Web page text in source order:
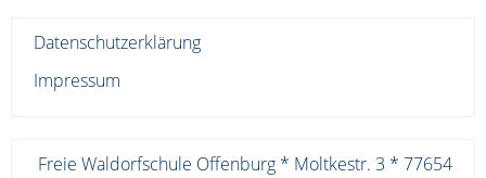
Datenschutzerklärung
Impressum
Freie Waldorfschule Offenburg * Moltkestr. 3 * 77654